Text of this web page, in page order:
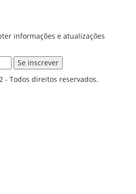
informações e atualizações
- Todos direitos reservados.